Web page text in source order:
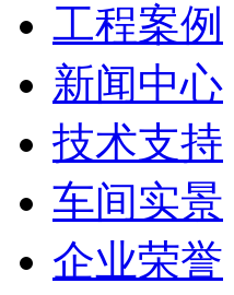
工程案例
新闻中心
技术支持
车间实景
企业荣誉